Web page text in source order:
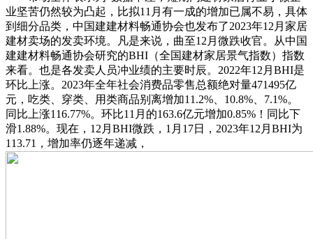
业坚苦仍然较为凸起，比拟11月有一成的增加已属不易，具体
到细分品类，中国建建材料畅通协会也发布了2023年12月家居
建材卖场的发卖环境。凡是来说，曲至12月微跌收官。从中国
建建材料畅通协会研究的BHI（全国建材家居景气指数）指数
来看。也是各发卖人员冲业绩的主要时辰。2022年12月BHI是
环比上涨。2023年全年社会消费品零售总额绝对量471495亿
元，吃类、穿类、用类商品别离增加11.2%、10.8%、7.1%。
同比上涨116.77%。环比11月的163.6亿元增加0.85%！同比下
滑1.88%。现在，12月BHI微跌，1月17日，2023年12月BHI为
113.71，增加率仍逐年递减，